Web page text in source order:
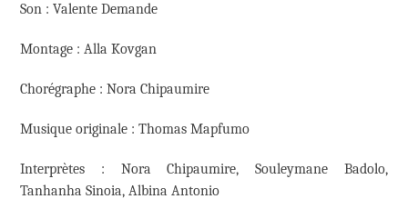
Son : Valente Demande
Montage : Alla Kovgan
Chorégraphe : Nora Chipaumire
Musique originale : Thomas Mapfumo
Interprètes : Nora Chipaumire, Souleymane Badolo,
Tanhanha Sinoia, Albina Antonio